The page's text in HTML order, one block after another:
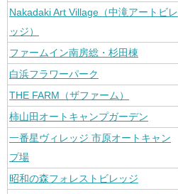
Nakadaki Art Village（中滝アートビレ
ッジ）
ファームイン南房総・杉田棟
白浜フラワーパーク
THE FARM（ザファーム）
柿山田オートキャンプガーデン
一番星ヴィレッジ 市原オートキャン
プ場
昭和の森フォレストビレッジ